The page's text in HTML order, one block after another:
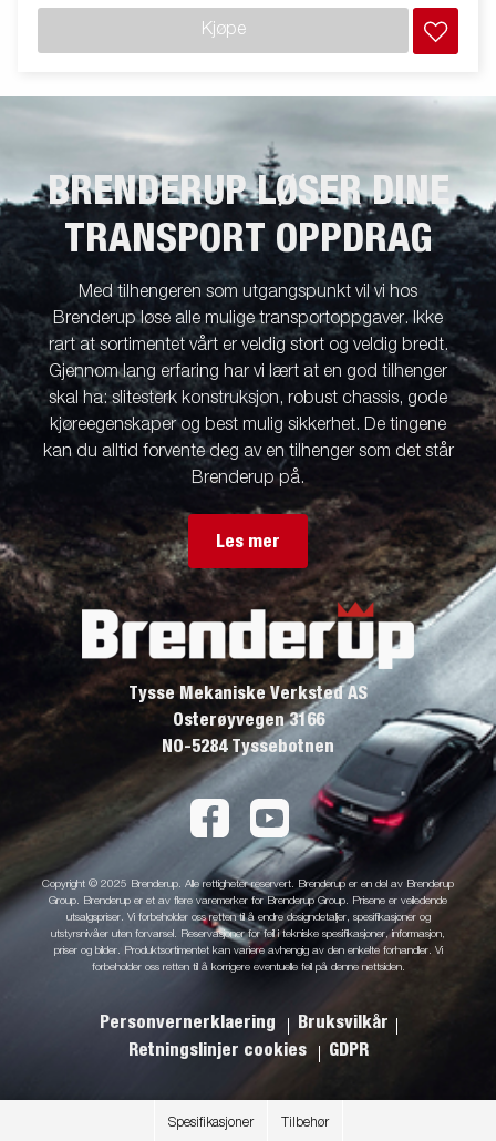
Spesifikasjoner Tilbehør
Kjøpe
BRENDERUP LØSER DINE
TRANSPORT OPPDRAG
Med tilhengeren som utgangspunkt vil vi hos
Brenderup løse alle mulige transportoppgaver. Ikke
rart at sortimentet vårt er veldig stort og veldig bredt.
Gjennom lang erfaring har vi lært at en god tilhenger
skal ha: slitesterk konstruksjon, robust chassis, gode
kjøreegenskaper og best mulig sikkerhet. De tingene
kan du alltid forvente deg av en tilhenger som det står
Brenderup på.
Les mer
Tysse Mekaniske Verksted AS
Osterøyvegen 3166
NO-5284 Tyssebotnen
Copyright © 2025 Brenderup. Alle rettigheter reservert. Brenderup er en del av Brenderup
Group. Brenderup er et av flere varemerker for Brenderup Group. Prisene er veiledende
utsalgspriser. Vi forbeholder oss retten til å endre designdetaljer, spesifikasjoner og
utstyrsnivåer uten forvarsel. Reservasjoner for feil i tekniske spesifikasjoner, informasjon,
priser og bilder. Produktsortimentet kan variere avhengig av den enkelte forhandler. Vi
forbeholder oss retten til å korrigere eventuelle feil på denne nettsiden.
Personvernerklaering
Bruksvilkår
Retningslinjer cookies
GDPR